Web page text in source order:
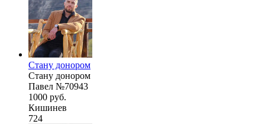
Стану донором
Стану донором
Павел №70943
1000 руб.
Кишинев
724